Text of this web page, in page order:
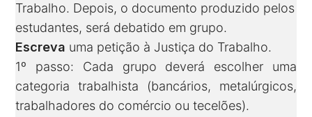
Trabalho. Depois, o documento produzido pelos
estudantes, será debatido em grupo.
Escreva uma petição à Justiça do Trabalho.
1º passo: Cada grupo deverá escolher uma
categoria trabalhista (bancários, metalúrgicos,
trabalhadores do comércio ou tecelões).